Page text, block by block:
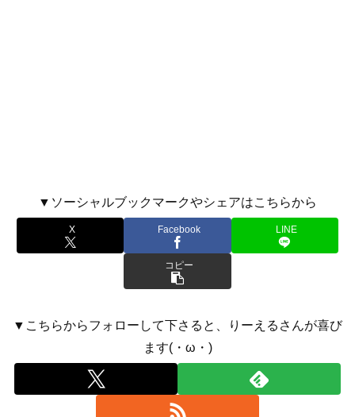
▼ソーシャルブックマークやシェアはこちらから
X Facebook LINE
コピー
▼こちらからフォローして下さると、りーえるさんが喜び
ます(・ω・)